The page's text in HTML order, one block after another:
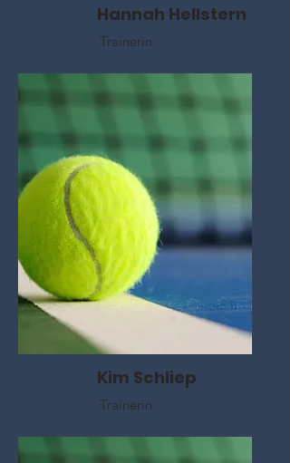
Hannah Hellstern
Trainerin
Kim Schliep
Trainerin